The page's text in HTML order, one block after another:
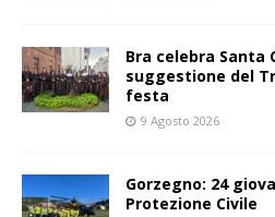
Bra celebra Santa
suggestione del
festa
9 Agosto 2026
Gorzegno: 24
Protezione Civile